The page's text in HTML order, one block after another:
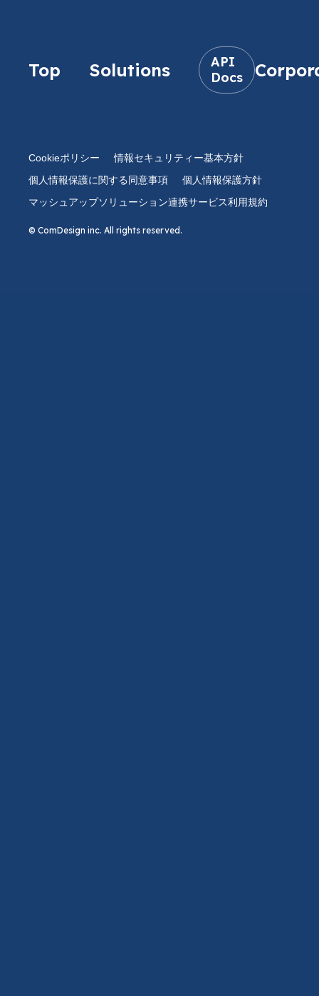
Top Solutions
API
Docs
Cookieポリシー
情報セキュリティー基本方針
個人情報保護に関する同意事項
個人情報保護方針
マッシュアップソリューション連携サービス利用規約
© ComDesign inc. All rights reserved.